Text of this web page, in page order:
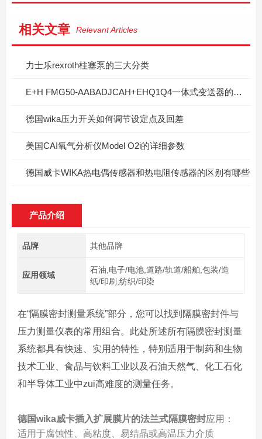
相关文章 Relevant Articles
力士乐rexroth柱塞泵的三大分类
E+H FMG50-AABADJCAH+EHQ1Q4一体式变送器的工作原理
德国wika压力开关如何调节设定点及回差
美国CAI氧气分析仪Model O2i的详细参数
德国威卡WIKA热电偶传感器和热电阻传感器的区别有哪些
产品介绍
品牌 其他品牌
应用领域
石油,电子/电池,道路/轨道/船舶,包装/造
纸/印刷,纺织/印染
在“隔膜密封测量系统”部分，您可以找到隔膜密封件与
压力测量仪表的常用组合。此处所述所有隔膜密封测量
系统都具有快速、实用的特性，特别适用于制药和生物
技术工业、食品与饮料工业以及石油天然气、化工石化
和半导体工业中zui高难度的测量任务。
德国wika威卡插入扩展膜片的法兰式隔膜密封应用：
适用于腐蚀性、高粘度、易结晶或高温压力介质